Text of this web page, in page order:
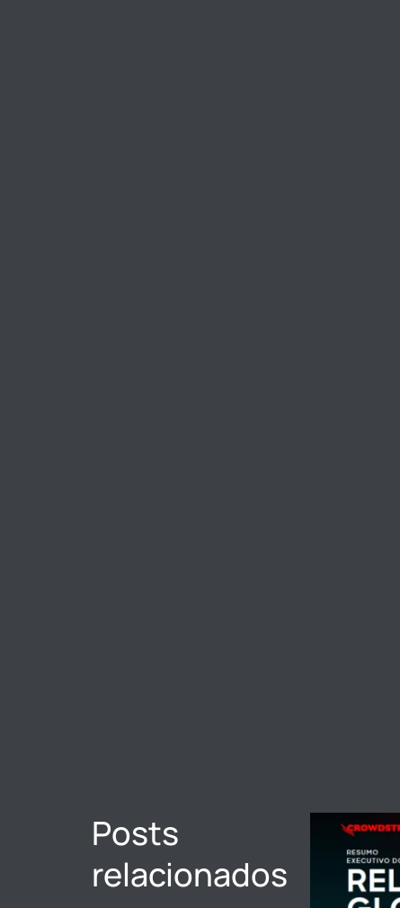
Posts
relacionados